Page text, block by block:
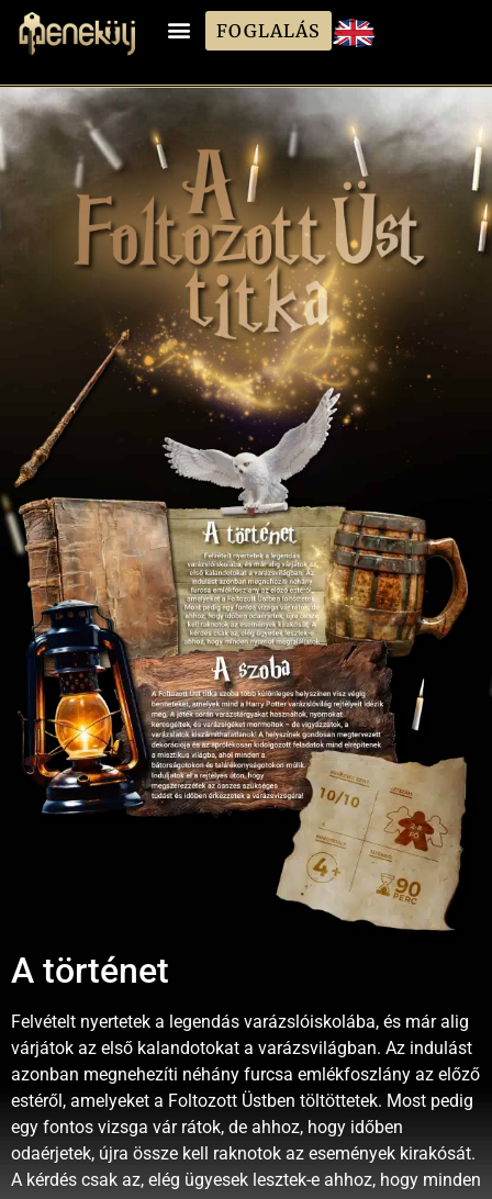
FOGLALÁS
A történet
Felvételt nyertetek a legendás varázslóiskolába, és már alig
várjátok az első kalandotokat a varázsvilágban. Az indulást
azonban megnehezíti néhány furcsa emlékfoszlány az előző
estéről, amelyeket a Foltozott Üstben töltöttetek. Most pedig
egy fontos vizsga vár rátok, de ahhoz, hogy időben
odaérjetek, újra össze kell raknotok az események kirakósát.
A kérdés csak az, elég ügyesek lesztek-e ahhoz, hogy minden